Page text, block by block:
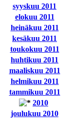
syyskuu 2011
elokuu 2011
heinäkuu 2011
kesäkuu 2011
toukokuu 2011
huhtikuu 2011
maaliskuu 2011
helmikuu 2011
tammikuu 2011
2010
joulukuu 2010